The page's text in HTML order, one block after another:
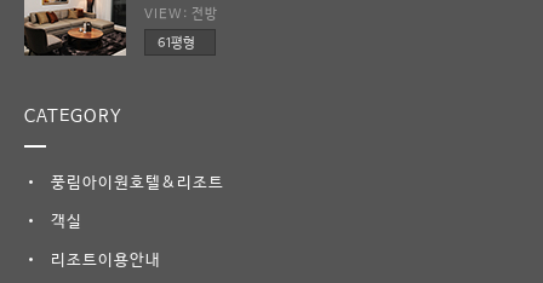
VIEW: 전방
61평형
CATEGORY
풍림아이원호텔&리조트
객실
리조트이용안내